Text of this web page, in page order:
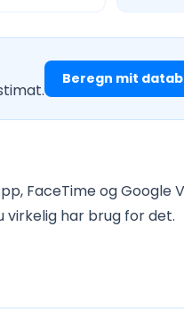
Beregn mit
FaceTime og Google
har brug for det.